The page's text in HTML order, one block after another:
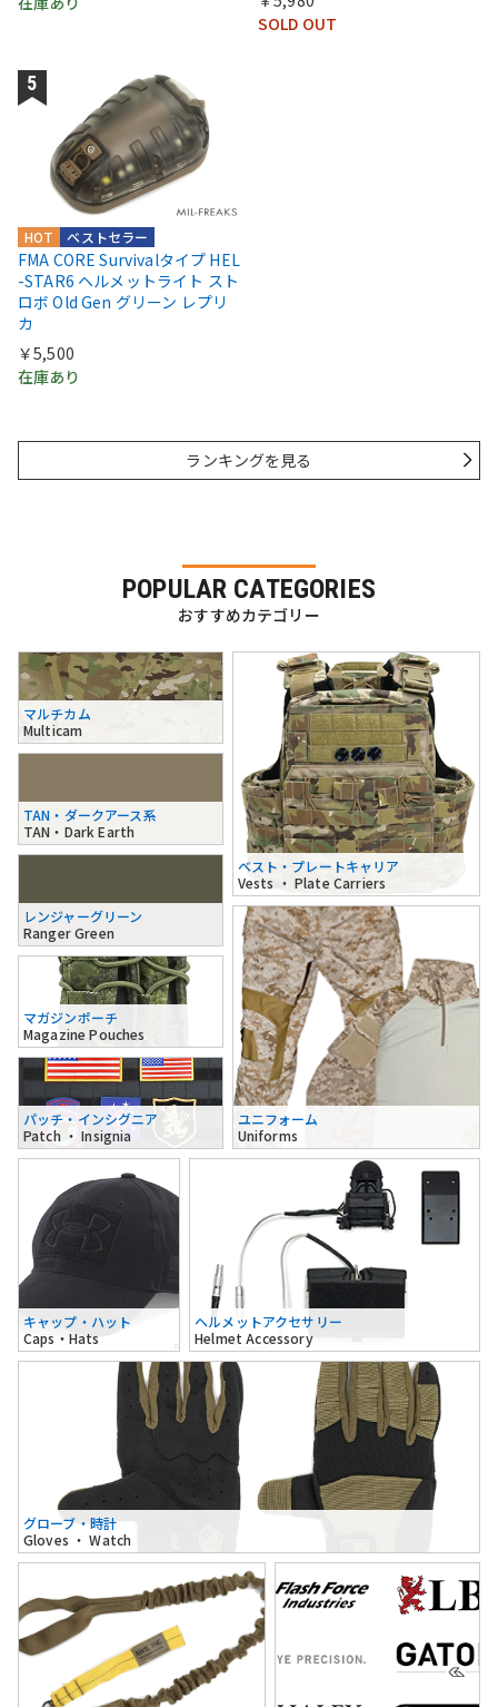
SOLD OUT
ベストセラー
HOT
FMA CORE Survivalタイプ HEL
-STAR6 ヘルメットライト スト
ロボ Old Gen グリーン レプリ
カ
￥5,500
在庫あり
ランキングを見る
POPULAR CATEGORIES
おすすめカテゴリー
マルチカム
Multicam
TAN・ダークアース系
TAN・Dark Earth
レンジャーグリーン
Ranger Green
ベスト・プレートキャリア
Vests ・ Plate Carriers
マガジンポーチ
Magazine Pouches
パッチ・インシグニア
Patch ・ Insignia
ユニフォーム
Uniforms
キャップ・ハット
Caps・Hats
ヘルメットアクセサリー
Helmet Accessory
グローブ・時計
Gloves ・ Watch